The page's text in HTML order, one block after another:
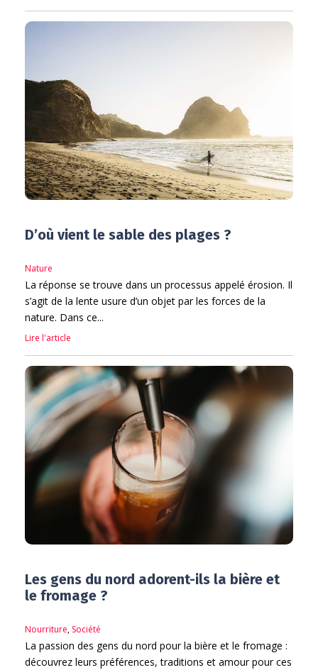
D’où vient le sable des plages ?
Nature
La réponse se trouve dans un processus appelé érosion. Il
s’agit de la lente usure d’un objet par les forces de la
nature. Dans ce...
Lire l'article
Les gens du nord adorent-ils la bière et
le fromage ?
Nourriture, Société
La passion des gens du nord pour la bière et le fromage :
découvrez leurs préférences, traditions et amour pour ces